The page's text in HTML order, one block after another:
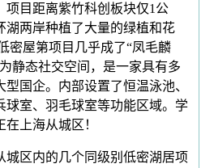
项目距离紫竹科创板块仅1公
湖两岸种植了大量的绿植和花
密屋第项目几乎成了“凤毛麟
静态社交空间，是一家具有多
国企。内部设置了恒温泳池、
球室、羽毛球室等功能区域。学
上海从城区！
区内的几个同级别低密湖居项